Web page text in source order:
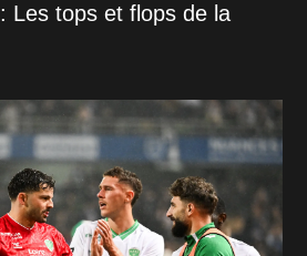
Les tops et flops de la